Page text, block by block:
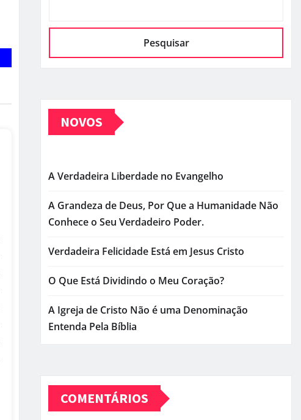
Pesquisar
NOVOS
A Verdadeira Liberdade no Evangelho
A Grandeza de Deus, Por Que a Humanidade Não
Conhece o Seu Verdadeiro Poder.
Verdadeira Felicidade Está em Jesus Cristo
O Que Está Dividindo o Meu Coração?
A Igreja de Cristo Não é uma Denominação
Entenda Pela Bíblia
COMENTÁRIOS